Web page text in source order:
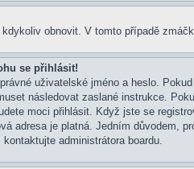
kdykoliv obnovit. V tomto případě
se přihlásit!
uživatelské jméno a heslo.
následovat zaslané instrukce.
moci přihlásit. Když jste se
adresa je platná. Jedním důvodem,
administrátora boardu.